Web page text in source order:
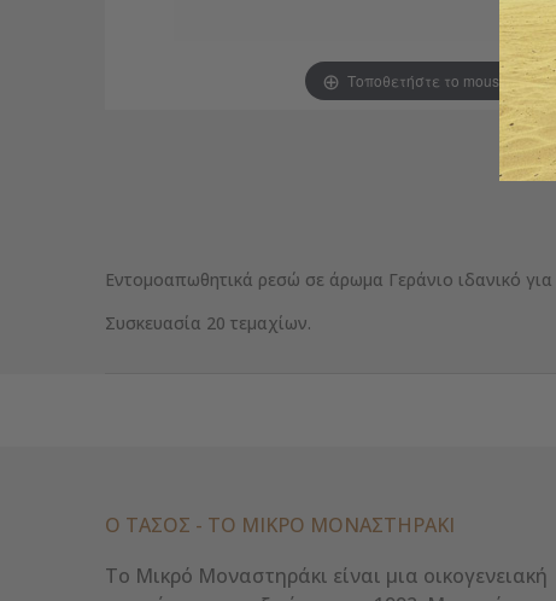
Τοποθετήστε το mouse για
Εντομοαπωθητικά ρεσώ σε άρωμα Γεράνιο ιδανικό για
Συσκευασία 20 τεμαχίων.
Ο ΤΑΣΟΣ - ΤΟ ΜΙΚΡΌ ΜΟΝΑΣΤΗΡΆΚΙ
Το Μικρό Μοναστηράκι είναι μια οικογενειακή